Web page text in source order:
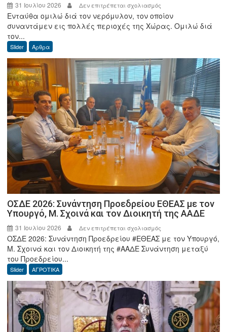
31 Ιουλίου 2026 Δεν επιτρέπεται σχολιασμός
Γεώργιος
Δ.
καλός
Μύλος
απ’
όλα
σε
προστατεύει.
Ενταύθα ομιλώ διά τον νερόμυλον, τον οποίον
συναντάμεν εις πολλές περιοχές της Χώρας. Ομιλώ διά
τον...
Slider Άρθρα
ΟΣΔΕ 2026: Συνάντηση Προεδρείου ΕΘΕΑΣ με τον
Υπουργό, Μ. Σχοινά και τον Διοικητή της ΑΑΔΕ
31 Ιουλίου 2026 Δεν επιτρέπεται σχολιασμός
ΟΣΔΕ
2026:
ΕΘΕΑΣ
με
τον
Υπουργό,
Μ.
ΟΣΔΕ 2026: Συνάντηση Προεδρείου #ΕΘΕΑΣ με τον Υπουργό,
Μ. Σχοινά και τον Διοικητή της #ΑΑΔΕ Συνάντηση μεταξύ
του Προεδρείου...
Slider ΑΓΡΟΤΙΚΑ